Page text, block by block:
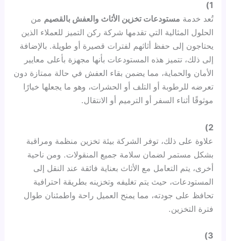
1)
تُعد خدمة مستودعات تخزين الأثاث والعفش بالقصيم من
الحلول المثالية التي تقدمها شركة ركن التميز للعملاء الذين
يحتاجون إلى حفظ أثاثهم لفترات قصيرة أو طويلة. بالإضافة
إلى ذلك، تتميز هذه المستودعات بأنها مجهزة بأعلى معايير
الأمان والحماية، مما يضمن بقاء العفش في حالة ممتازة دون
تعرضه للرطوبة أو التلف أو الحشرات، وهو ما يجعلها خيارًا
موثوقًا أثناء السفر أو الترميم أو الانتقال.
2)
علاوة على ذلك، توفر الشركة بيئة تخزين منظمة ومراقبة
بشكل مستمر لضمان سلامة جميع المنقولات. ومن ناحية
أخرى، يتم التعامل مع الأثاث بعناية فائقة عند النقل إلى
المستودعات، حيث يتم تغليفه وتخزينه بطريقة احترافية
تحافظ على جودته، مما يمنح العميل راحة واطمئنان طوال
فترة التخزين.
3)